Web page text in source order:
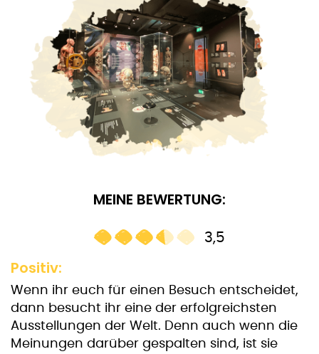
MEINE BEWERTUNG:
3,5
Positiv:
Wenn ihr euch für einen Besuch entscheidet,
dann besucht ihr eine der erfolgreichsten
Ausstellungen der Welt. Denn auch wenn die
Meinungen darüber gespalten sind, ist sie